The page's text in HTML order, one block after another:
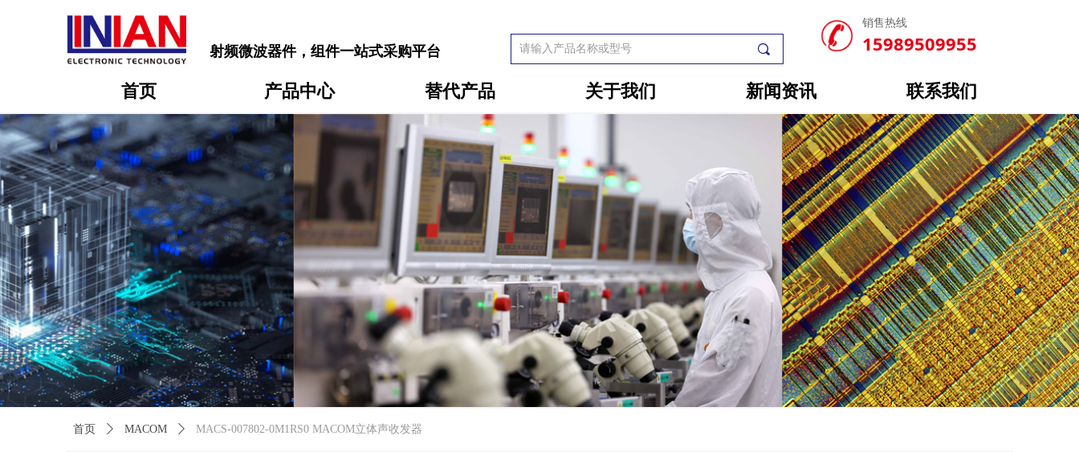
首页 产品中心 替代产品 关于我们 新闻资讯 联系我们
끠
射频微波器件，组件一站式采购平台
销售热线
15989509955
首页 ꄲ MACOM ꄲ MACS-007802-0M1RS0 MACOM立体声收发器